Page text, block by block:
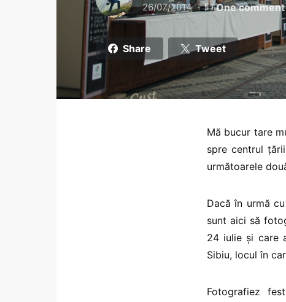
26/07/2014 One comment
Share Tweet
Mă bucur tare
spre centrul
următoarele
Dacă în urmă
sunt aici să
24 iulie și care
Sibiu, locul în
Fotografiez